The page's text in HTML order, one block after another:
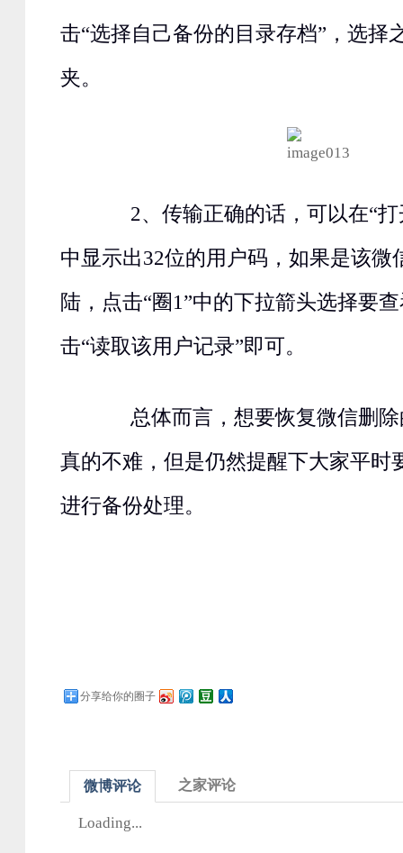
击“选择自己备份的目录存档”，选择
夹。
2、传输正确的话，可以在“打
中显示出32位的用户码，如果是该微
陆，点击“圈1”中的下拉箭头选择要
击“读取该用户记录”即可。
总体而言，想要恢复微信删除
真的不难，但是仍然提醒下大家平时
进行备份处理。
分享给你的圈子
微博评论 之家评论
Loading...